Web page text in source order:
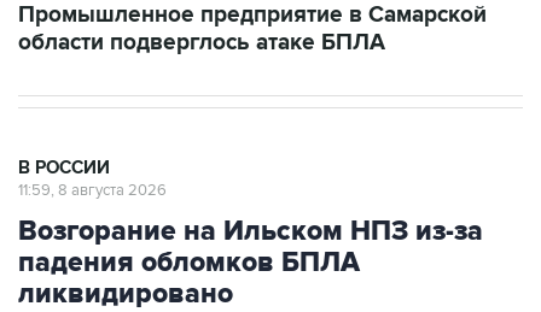
Промышленное предприятие в Самарской
области подверглось атаке БПЛА
В РОССИИ
11:59, 8 августа 2026
Возгорание на Ильском НПЗ из-за
падения обломков БПЛА
ликвидировано